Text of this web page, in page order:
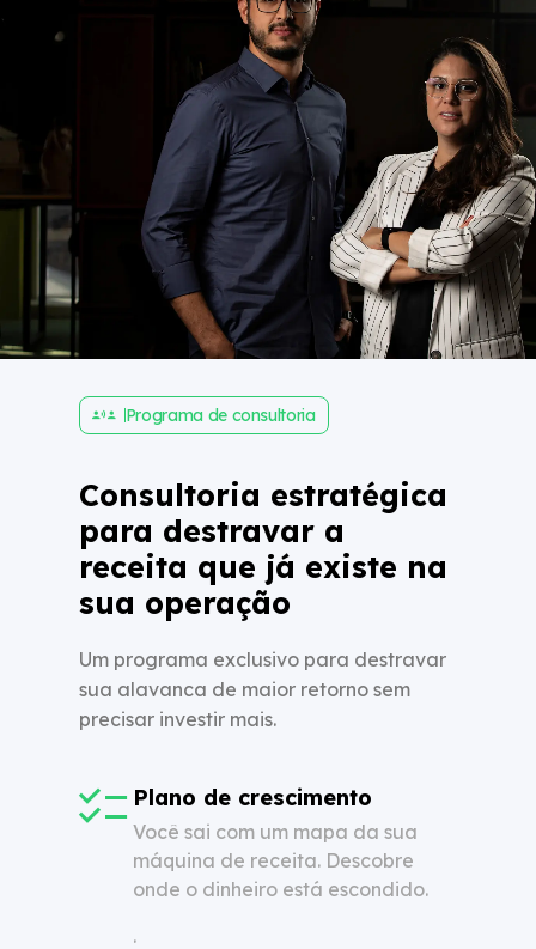
Programa de consultoria
Consultoria estratégica
para destravar a
receita que já existe na
sua operação
Um programa exclusivo para destravar
sua alavanca de maior retorno sem
precisar investir mais.
Plano de crescimento
Você sai com um mapa da sua
máquina de receita. Descobre
onde o dinheiro está escondido.
.